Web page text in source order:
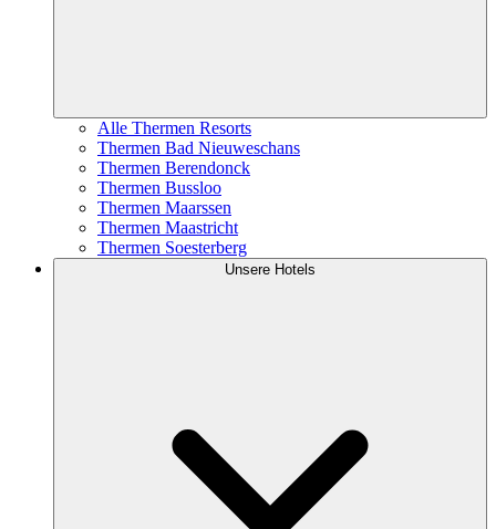
Alle Thermen Resorts
Thermen Bad Nieuweschans
Thermen Berendonck
Thermen Bussloo
Thermen Maarssen
Thermen Maastricht
Thermen Soesterberg
Unsere Hotels